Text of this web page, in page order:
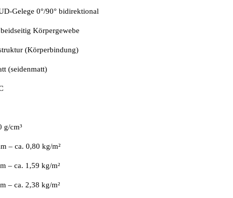
0°/90° bidirektional
(Körperbindung)
cm³
0,80 kg/m²
kg/m²
kg/m²